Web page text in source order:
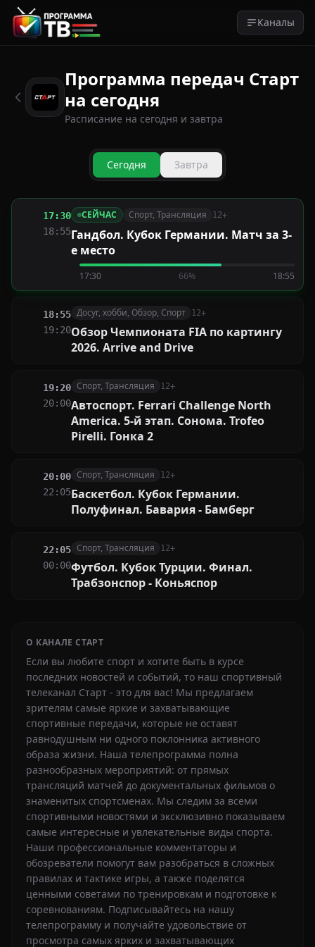
Каналы
Программа передач Старт
на сегодня
Расписание на сегодня и завтра
Сегодня Завтра
17:30
18:55
СЕЙЧАС Спорт, Трансляция 12+
Гандбол. Кубок Германии. Матч за 3-
е место
17:30 66% 18:55
18:55
19:20
Досуг, хобби, Обзор, Спорт 12+
Обзор Чемпионата FIA по картингу
2026. Arrive and Drive
19:20
20:00
Спорт, Трансляция 12+
Автоспорт. Ferrari Challenge North
America. 5-й этап. Сонома. Trofeo
Pirelli. Гонка 2
20:00
22:05
Спорт, Трансляция 12+
Баскетбол. Кубок Германии.
Полуфинал. Бавария - Бамберг
22:05
00:00
Спорт, Трансляция 12+
Футбол. Кубок Турции. Финал.
Трабзонспор - Коньяспор
О КАНАЛЕ СТАРТ
Если вы любите спорт и хотите быть в курсе
последних новостей и событий, то наш спортивный
телеканал Старт - это для вас! Мы предлагаем
зрителям самые яркие и захватывающие
спортивные передачи, которые не оставят
равнодушным ни одного поклонника активного
образа жизни. Наша телепрограмма полна
разнообразных мероприятий: от прямых
трансляций матчей до документальных фильмов о
знаменитых спортсменах. Мы следим за всеми
спортивными новостями и эксклюзивно показываем
самые интересные и увлекательные виды спорта.
Наши профессиональные комментаторы и
обозреватели помогут вам разобраться в сложных
правилах и тактике игры, а также поделятся
ценными советами по тренировкам и подготовке к
соревнованиям. Подписывайтесь на нашу
телепрограмму и получайте удовольствие от
просмотра самых ярких и захватывающих